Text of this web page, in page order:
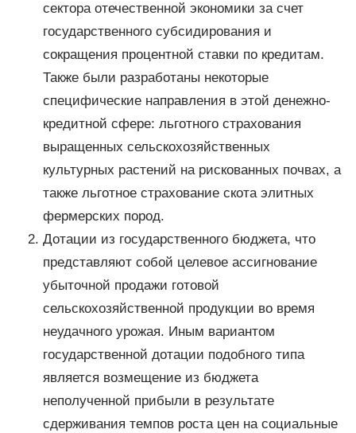
сектора отечественной экономики за счет
государственного субсидирования и
сокращения процентной ставки по кредитам.
Также были разработаны некоторые
специфические направления в этой денежно-
кредитной сфере: льготного страхования
выращенных сельскохозяйственных
культурных растений на рискованных почвах, а
также льготное страхование скота элитных
фермерских пород.
Дотации из государственного бюджета, что
представляют собой целевое ассигнование
убыточной продажи готовой
сельскохозяйственной продукции во время
неудачного урожая. Иным вариантом
государственной дотации подобного типа
является возмещение из бюджета
неполученной прибыли в результате
сдерживания темпов роста цен на социальные